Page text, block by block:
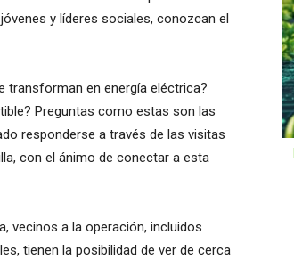
y líderes sociales, conozcan el
transforman en energía eléctrica?
Preguntas como estas son las
responderse a través de las visitas
con el ánimo de conectar a esta
vecinos a la operación, incluidos
tienen la posibilidad de ver de cerca